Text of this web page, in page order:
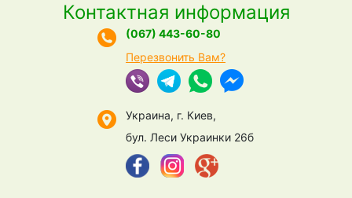
Контактная информация
(067) 443-60-80
Перезвонить Вам?
Украина, г. Киев,
бул. Леси Украинки 26б